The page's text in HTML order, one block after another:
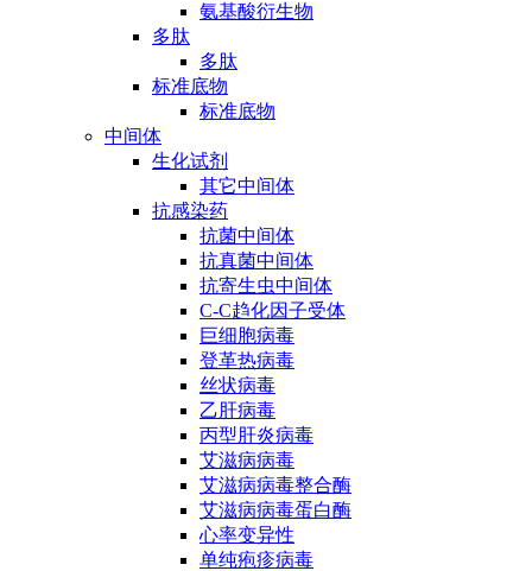
氨基酸衍生物
多肽
多肽
标准底物
标准底物
中间体
生化试剂
其它中间体
抗感染药
抗菌中间体
抗真菌中间体
抗寄生虫中间体
C-C趋化因子受体
巨细胞病毒
登革热病毒
丝状病毒
乙肝病毒
丙型肝炎病毒
艾滋病病毒
艾滋病病毒整合酶
艾滋病病毒蛋白酶
心率变异性
单纯疱疹病毒